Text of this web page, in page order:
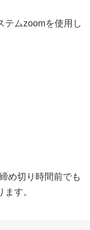
テムzoomを使用し
め切り時間前でも
ます。